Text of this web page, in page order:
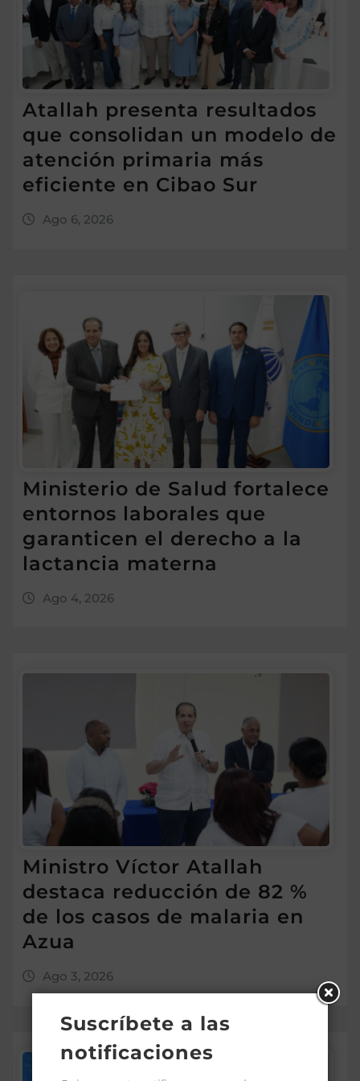
Atallah presenta resultados
que consolidan un modelo de
atención primaria más
eficiente en Cibao Sur
Ago 6, 2026
Ministerio de Salud fortalece
entornos laborales que
garanticen el derecho a la
lactancia materna
Ago 4, 2026
Ministro Víctor Atallah
destaca reducción de 82 %
de los casos de malaria en
Azua
Ago 3, 2026
Suscríbete a las
notificaciones